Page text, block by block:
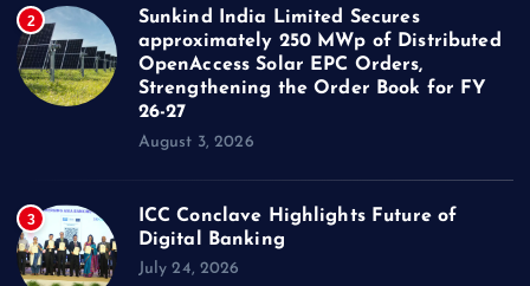
2
Sunkind India Limited Secures
approximately 250 MWp of Distributed
OpenAccess Solar EPC Orders,
Strengthening the Order Book for FY
26-27
August 3, 2026
3
ICC Conclave Highlights Future of
Digital Banking
July 24, 2026